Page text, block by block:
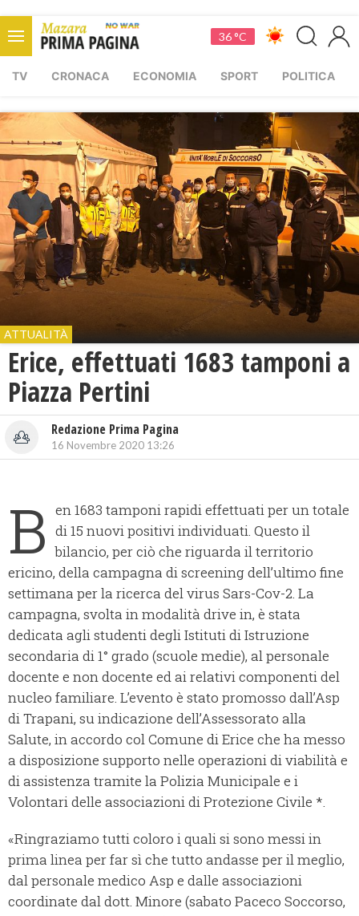
36 °C
TV CRONACA ECONOMIA SPORT POLITICA
ATTUALITÀ
Erice, effettuati 1683 tamponi a
Piazza Pertini
Redazione Prima Pagina
16 Novembre 2020 13:26
B en 1683 tamponi rapidi effettuati per un totale
di 15 nuovi positivi individuati. Questo il
bilancio, per ciò che riguarda il territorio
ericino, della campagna di screening dell’ultimo fine
settimana per la ricerca del virus Sars-Cov-2. La
campagna, svolta in modalità drive in, è stata
dedicata agli studenti degli Istituti di Istruzione
secondaria di 1° grado (scuole medie), al personale
docente e non docente ed ai relativi componenti del
nucleo familiare. L’evento è stato promosso dall’Asp
di Trapani, su indicazione dell’Assessorato alla
Salute, in accordo col Comune di Erice che ha messo
a disposizione supporto nelle operazioni di viabilità e
di assistenza tramite la Polizia Municipale e i
Volontari delle associazioni di Protezione Civile *.
«Ringraziamo tutti coloro i quali si sono messi in
prima linea per far sì che tutto andasse per il meglio,
dal personale medico Asp e dalle associazioni
coordinate dal dott. Minore (sabato Paceco Soccorso,